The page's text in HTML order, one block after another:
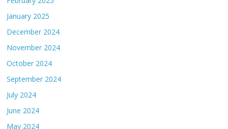
January 2025
December 2024
November 2024
October 2024
September 2024
July 2024
June 2024
May 2024